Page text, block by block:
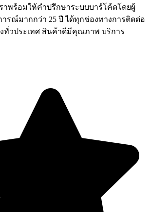
ราพร้อมให้คำปรึกษาระบบบาร์โค้ดโดยผู้
รณ์มากกว่า 25 ปี ได้ทุกช่องทางการติดต่อ
งทั่วประเทศ สินค้าดีมีคุณภาพ บริการ